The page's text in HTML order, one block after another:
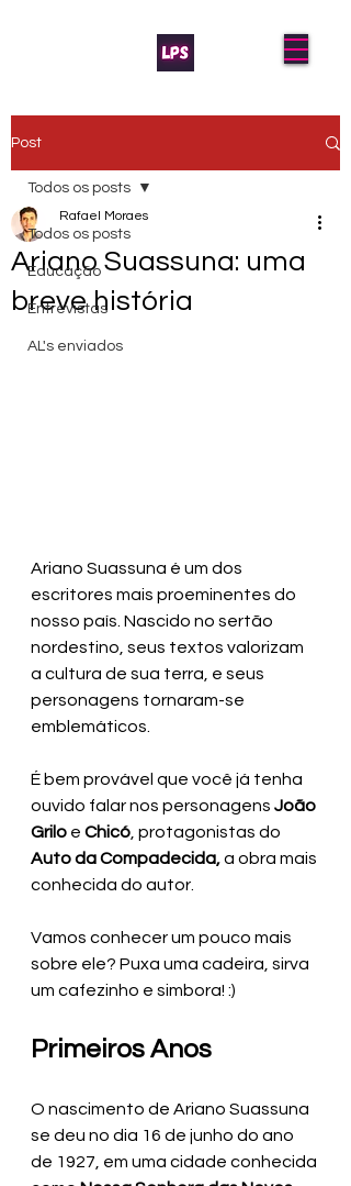
Post
Todos os posts
Educação
Entrevistas
AL's enviados
Todos os posts
Ariano Suassuna: uma
breve história
Rafael Moraes
Ariano Suassuna é um dos
escritores mais proeminentes do
nosso país. Nascido no sertão
nordestino, seus textos valorizam
a cultura de sua terra, e seus
personagens tornaram-se
emblemáticos.
É bem provável que você já tenha
ouvido falar nos personagens João
Grilo e Chicó, protagonistas do
Auto da Compadecida, a obra mais
conhecida do autor.
Vamos conhecer um pouco mais
sobre ele? Puxa uma cadeira, sirva
um cafezinho e simbora! :)
Primeiros Anos
O nascimento de Ariano Suassuna
se deu no dia 16 de junho do ano
de 1927, em uma cidade conhecida